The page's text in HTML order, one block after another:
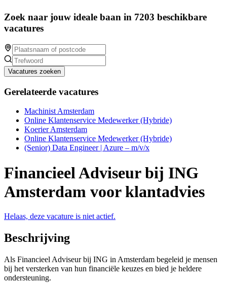
Zoek naar jouw ideale baan in 7203 beschikbare
vacatures
Vacatures zoeken
Gerelateerde vacatures
Machinist Amsterdam
Online Klantenservice Medewerker (Hybride)
Koerier Amsterdam
Online Klantenservice Medewerker (Hybride)
(Senior) Data Engineer | Azure – m/v/x
Financieel Adviseur bij ING
Amsterdam voor klantadvies
Helaas, deze vacature is niet actief.
Beschrijving
Als Financieel Adviseur bij ING in Amsterdam begeleid je mensen
bij het versterken van hun financiële keuzes en bied je heldere
ondersteuning.